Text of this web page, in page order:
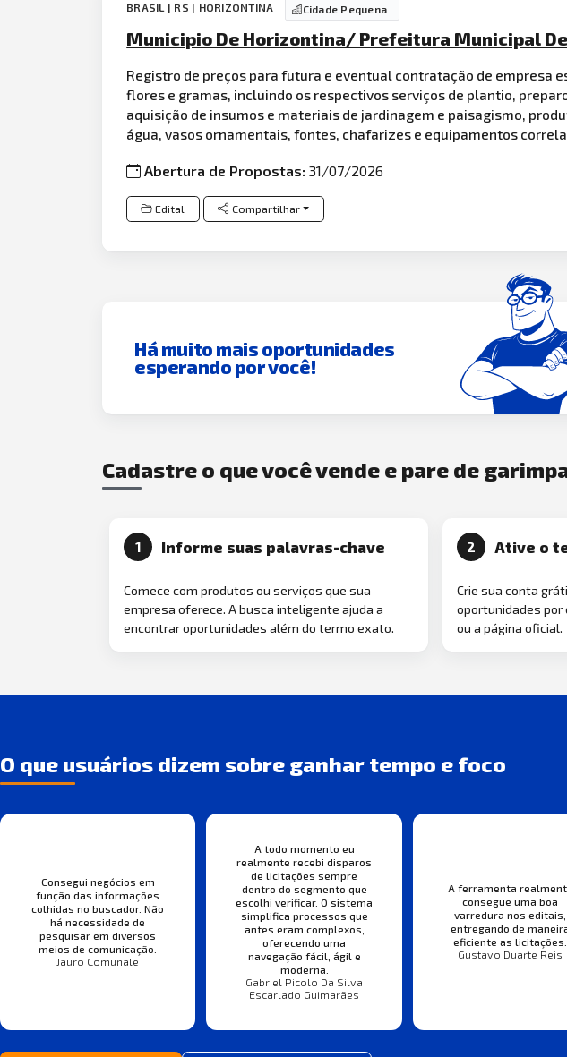
BRASIL | RS | HORIZONTINA Cidade Pequena
Municipio De Horizontina/ Prefeitura Municipal
Registro de preços para futura e eventual contratação de empresa
flores e gramas, incluindo os respectivos serviços de plantio,
aquisição de insumos e materiais de jardinagem e paisagismo,
água, vasos ornamentais, fontes, chafarizes e equipamentos
Abertura de Propostas:31/07/2026
Edital Compartilhar
Há muito mais oportunidades
esperando por você!
Cadastre o que você vende e pare de
1 Informe suas palavras-chave
Comece com produtos ou serviços que sua
empresa oferece. A busca inteligente ajuda a
encontrar oportunidades além do termo exato.
2 Ative o
Crie sua conta
oportunidades por
ou a página oficial.
O que usuários dizem sobre ganhar tempo e foco
Consegui negócios em
função das informações
colhidas no buscador. Não
há necessidade de
pesquisar em diversos
meios de comunicação.
Jauro Comunale
A todo momento eu
realmente recebi disparos
de licitações sempre
dentro do segmento que
escolhi verificar. O sistema
simplifica processos que
antes eram complexos,
oferecendo uma
navegação fácil, ágil e
moderna.
Gabriel Picolo Da Silva
Escarlado Guimarães
A ferramenta
consegue uma boa
varredura nos editais,
entregando de
eficiente as licitações.
Gustavo Duarte Reis